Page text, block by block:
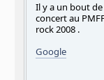
Il y a un bout
concert au
rock 2008 .
Google